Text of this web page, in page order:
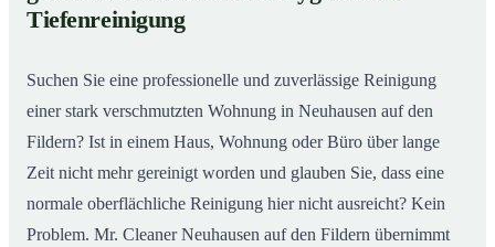
Wohnungen in Neuhausen auf den Fildern
Tiefenreinigung
Suchen Sie eine professionelle und zuverlässige Reinigung
einer stark verschmutzten Wohnung in Neuhausen auf den
Fildern? Ist in einem Haus, Wohnung oder Büro über lange
Zeit nicht mehr gereinigt worden und glauben Sie, dass eine
normale oberflächliche Reinigung hier nicht ausreicht? Kein
Problem. Mr. Cleaner Neuhausen auf den Fildern übernimmt